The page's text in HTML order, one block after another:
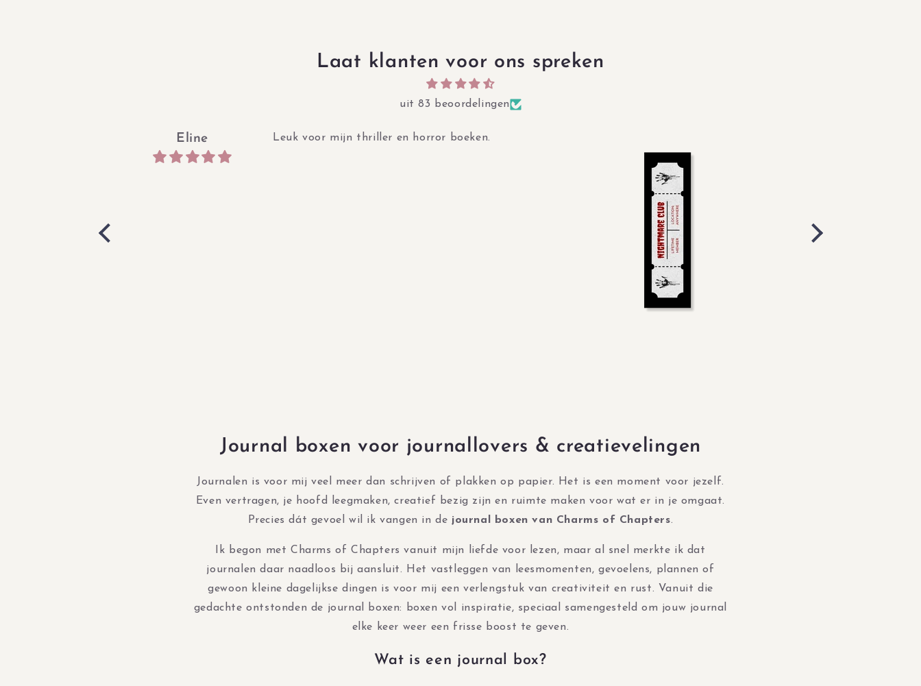
Laat klanten voor ons spreken
uit 83 beoordelingen
Eline Leuk voor mijn thriller en horror boeken.
Journal boxen voor journallovers & creatievelingen
Journalen is voor mij veel meer dan schrijven of plakken op papier. Het is een moment voor jezelf.
Even vertragen, je hoofd leegmaken, creatief bezig zijn en ruimte maken voor wat er in je omgaat.
Precies dát gevoel wil ik vangen in de journal boxen van Charms of Chapters.
Ik begon met Charms of Chapters vanuit mijn liefde voor lezen, maar al snel merkte ik dat
journalen daar naadloos bij aansluit. Het vastleggen van leesmomenten, gevoelens, plannen of
gewoon kleine dagelijkse dingen is voor mij een verlengstuk van creativiteit en rust. Vanuit die
gedachte ontstonden de journal boxen: boxen vol inspiratie, speciaal samengesteld om jouw journal
elke keer weer een frisse boost te geven.
Wat is een journal box?